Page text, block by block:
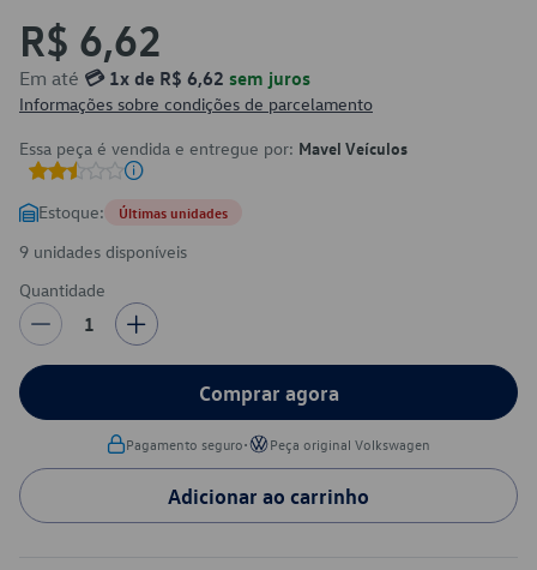
R$ 6,62
Em até 💳 1x de R$ 6,62 sem juros
Informações sobre condições de parcelamento
Essa peça é vendida e entregue por: Mavel Veículos
Estoque: Últimas unidades
9 unidades disponíveis
Quantidade
1
Comprar agora
Pagamento seguro• Peça original Volkswagen
Adicionar ao carrinho